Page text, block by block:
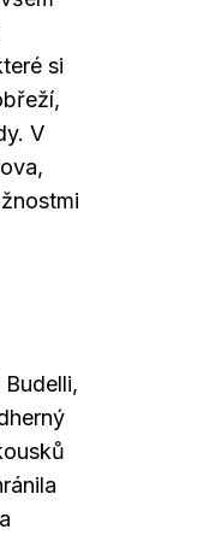
si
V